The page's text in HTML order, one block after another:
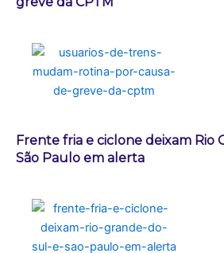
Frente fria e ciclone deixam Rio
São Paulo em alerta